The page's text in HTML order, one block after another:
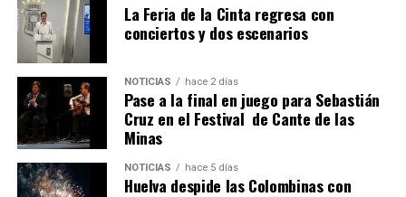
SEXTA CORRIDA DE LAS FIESTAS COLOMBINAS
2026
hace 5 días· Huelvatv
La Feria de la Cinta regresa con
conciertos y dos escenarios
NOTICIAS hace 2 días
Pase a la final en juego para Sebastián
Cruz en el Festival de Cante de las
Minas
NOTICIAS hace 5 días
Huelva despide las Colombinas con